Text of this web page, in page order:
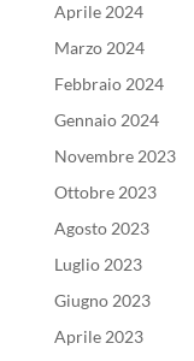
Aprile 2024
Marzo 2024
Febbraio 2024
Gennaio 2024
Novembre 2023
Ottobre 2023
Agosto 2023
Luglio 2023
Giugno 2023
Aprile 2023